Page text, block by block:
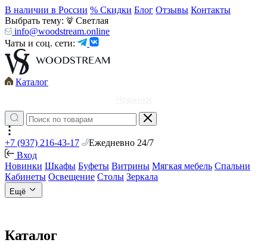
В наличии в России % Скидки Блог Отзывы Контакты
Выбрать тему:
Светлая
info@woodstream.online
Чаты и соц. сети:
Каталог
+7 (937) 216-43-17
Ежедневно 24/7
Вход
Новинки Шкафы Буфеты Витрины Мягкая мебель Спальни
Кабинеты Освещение Столы Зеркала
Ещё
Каталог